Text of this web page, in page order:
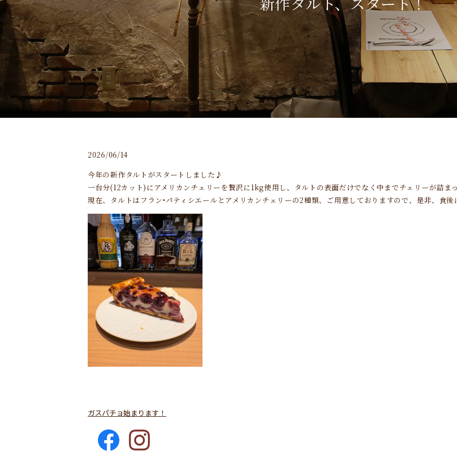
2026/06/14
今年の新作タルトがスタートしました♪
一台分(12カット)にアメリカンチェリーを贅沢に1kg使用し、タルトの表面だけでなく中までチェリーが詰ま
現在、タルトはフラン•パティシエールとアメリカンチェリーの2種類、ご用意しておりますので、是非、食
ガスパチョ始まります！